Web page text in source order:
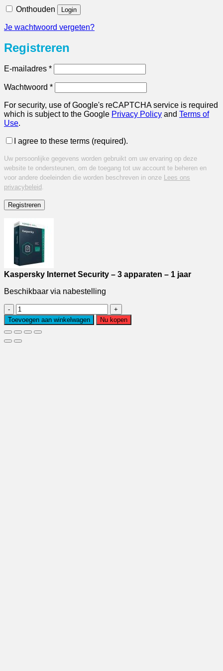
Onthouden Login
Je wachtwoord vergeten?
Registreren
E-mailadres *Vereist
Wachtwoord *Vereist
For security, use of Google's reCAPTCHA service is required
which is subject to the Google Privacy Policy and Terms of
Use.
I agree to these terms (required).
Uw persoonlijke gegevens worden gebruikt om uw ervaring op deze
website te ondersteunen, om de toegang tot uw account te beheren en
voor andere doeleinden die worden beschreven in onze
privacybeleid .
Registreren
Kaspersky Internet Security – 3 apparaten – 1 jaar
Beschikbaar via nabestelling
Kaspersky
Internet
Security
-
3
Toevoegen aan winkelwagen Nu kopen